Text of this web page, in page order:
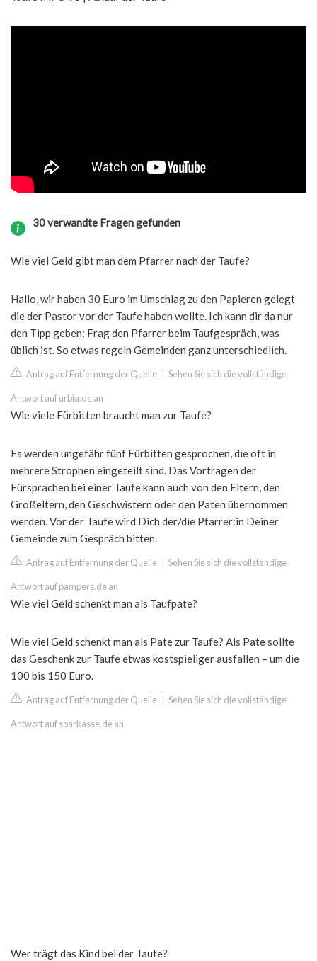
30 verwandte Fragen gefunden
Wie viel Geld gibt man dem Pfarrer nach der Taufe?
Hallo, wir haben 30 Euro im Umschlag zu den Papieren gelegt
die der Pastor vor der Taufe haben wollte. Ich kann dir da nur
den Tipp geben: Frag den Pfarrer beim Taufgespräch, was
üblich ist. So etwas regeln Gemeinden ganz unterschiedlich.
Antrag auf Entfernung der Quelle Sehen Sie sich die vollständige
Antwort auf urbia.de an
Wie viele Fürbitten braucht man zur Taufe?
Es werden ungefähr fünf Fürbitten gesprochen, die oft in
mehrere Strophen eingeteilt sind. Das Vortragen der
Fürsprachen bei einer Taufe kann auch von den Eltern, den
Großeltern, den Geschwistern oder den Paten übernommen
werden. Vor der Taufe wird Dich der/die Pfarrer:in Deiner
Gemeinde zum Gespräch bitten.
Antrag auf Entfernung der Quelle Sehen Sie sich die vollständige
Antwort auf pampers.de an
Wie viel Geld schenkt man als Taufpate?
Wie viel Geld schenkt man als Pate zur Taufe? Als Pate sollte
das Geschenk zur Taufe etwas kostspieliger ausfallen – um die
100 bis 150 Euro.
Antrag auf Entfernung der Quelle Sehen Sie sich die vollständige
Antwort auf sparkasse.de an
Wer trägt das Kind bei der Taufe?